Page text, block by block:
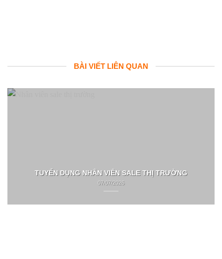
BÀI VIẾT LIÊN QUAN
TUYỂN DỤNG NHÂN VIÊN SALE THỊ TRƯỜNG
07/07/2026